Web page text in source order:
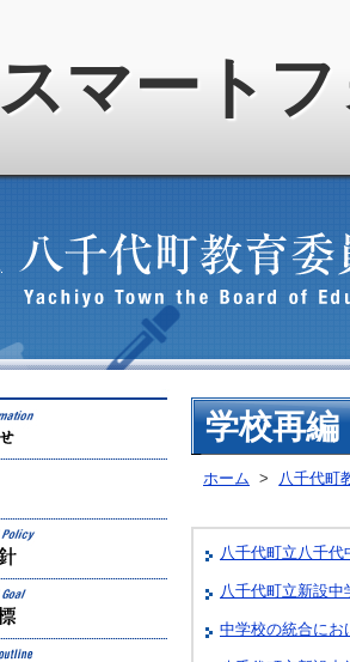
スマート
お知らせ
教育方針
教育目標
学校再編
ホーム > 八千代町
八千代町立八千
八千代町立新設
中学校の統合にお